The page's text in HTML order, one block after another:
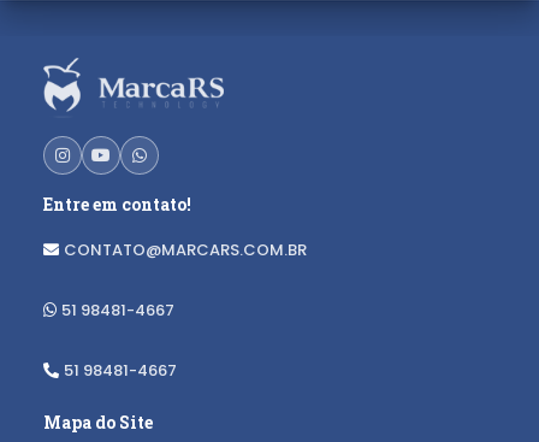
Entre em contato!
CONTATO@MARCARS.COM.BR
51 98481-4667
51 98481-4667
Mapa do Site